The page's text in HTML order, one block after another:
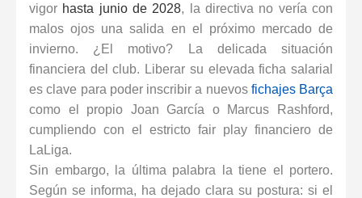
vigor hasta junio de 2028, la directiva no vería con
malos ojos una salida en el próximo mercado de
invierno. ¿El motivo? La delicada situación
financiera del club. Liberar su elevada ficha salarial
es clave para poder inscribir a nuevos fichajes Barça
como el propio Joan García o Marcus Rashford,
cumpliendo con el estricto fair play financiero de
LaLiga.
Sin embargo, la última palabra la tiene el portero.
Según se informa, ha dejado clara su postura: si el